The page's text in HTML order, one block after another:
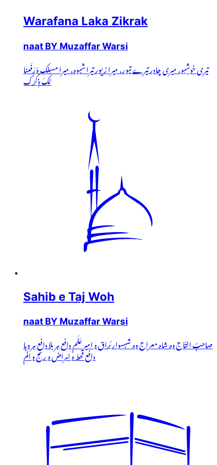
Warafana Laka Zikrak
naat BY Muzaffar Warsi
تیری خوشبو، میری چادر تیرے تیور، میرا زیور تیرا شیوہ، میرا مسلک وَرَفَعنا
لَکَ ذِکرَک
Sahib e Taj Woh
naat BY Muzaffar Warsi
صاحبّ التّاج وہ شاہ معراج وہ شہسوار بُراق و امیر عَلَم دافع ہر بلا دافعِ ہر وبا
دافع قحط و امراض و رنج و الم